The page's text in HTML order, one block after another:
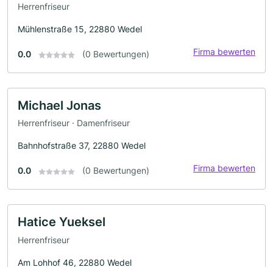
Herrenfriseur
Mühlenstraße 15, 22880 Wedel
0.0 (0 Bewertungen) Firma bewerten
Michael Jonas
Herrenfriseur · Damenfriseur
Bahnhofstraße 37, 22880 Wedel
0.0 (0 Bewertungen) Firma bewerten
Hatice Yueksel
Herrenfriseur
Am Lohhof 46, 22880 Wedel